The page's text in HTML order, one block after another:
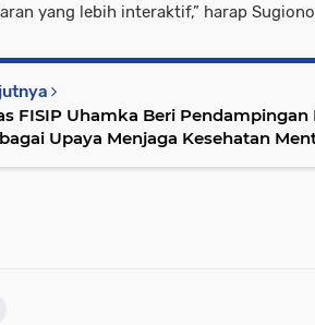
yang lebih interaktif,” harap
FISIP Uhamka Beri Pendampingan
Upaya Menjaga Kesehatan